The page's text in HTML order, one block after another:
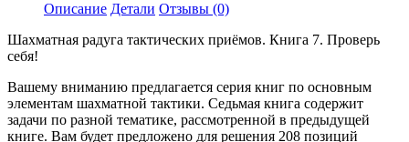
радуга
тактических
приёмов.
Книга
Описание Детали Отзывы (0)
Шахматная радуга тактических приёмов. Книга 7. Проверь
себя!
Вашему вниманию предлагается серия книг по основным
элементам шахматной тактики. Седьмая книга содержит
задачи по разной тематике, рассмотренной в предыдущей
книге. Вам будет предложено для решения 208 позиций